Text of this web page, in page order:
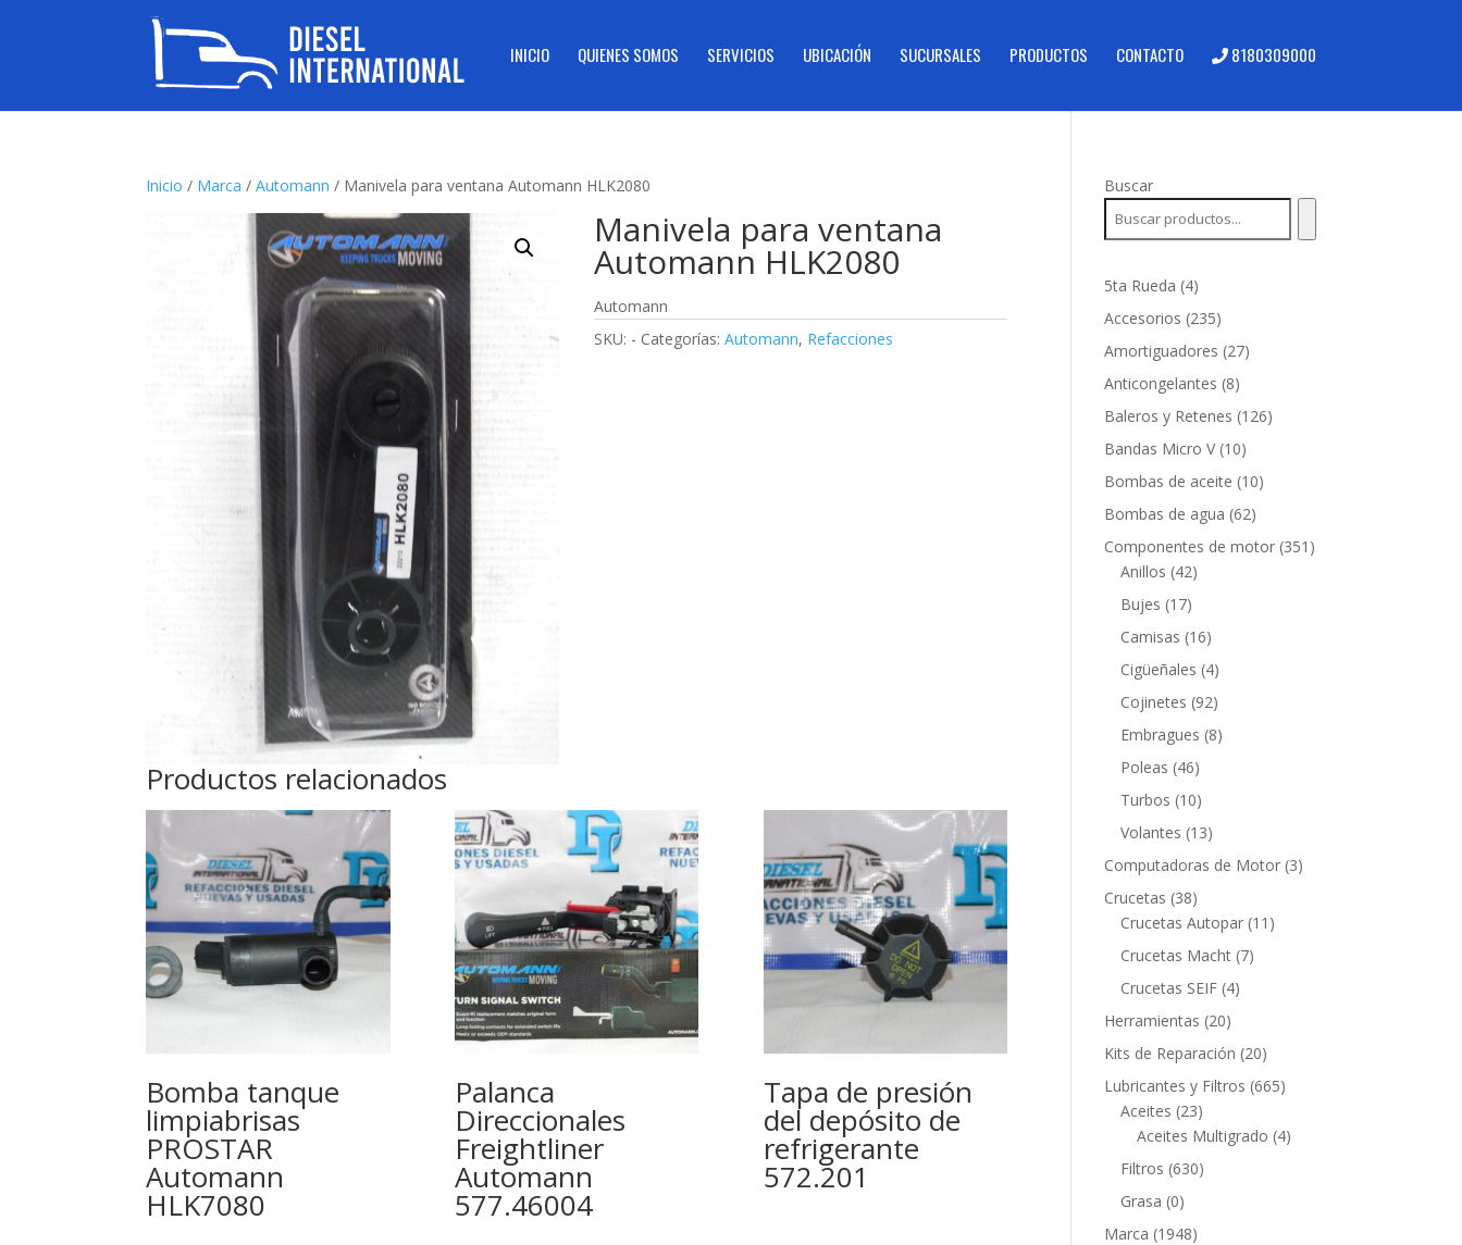
INICIO QUIENES SOMOS SERVICIOS UBICACIÓN SUCURSALES PRODUCTOS CONTACTO 8180309000
Inicio / Marca /Automann / Manivela para ventana Automann HLK2080
Manivela para ventana
Automann HLK2080
Automann
SKU: - Categorías:Automann, Refacciones
Productos relacionados
Bomba tanque
limpiabrisas
PROSTAR
Automann
HLK7080
Palanca
Direccionales
Freightliner
Automann
577.46004
Tapa de presión
del depósito de
refrigerante
572.201
Buscar
5ta Rueda 44
productos
Accesorios 235235
productos
Amortiguadores 2727
Anticongelantes 88
productos
Baleros y Retenes 126126
Bandas Micro V 1010
productos
Bombas de aceite 1010
Bombas de agua 6262
productos
Componentes de motor 351 351
Anillos 4242
Bujes 1717
productos
Camisas 1616
productos
Cigüeñales 44
productos
Cojinetes 9292
productos
Embragues 88
Poleas 4646
productos
Turbos 1010
productos
Volantes 1313
productos
Computadoras de Motor 33
Crucetas 3838
productos
Crucetas Autopar 11 11
Crucetas Macht 77
Crucetas SEIF 44
Herramientas 2020
productos
Kits de Reparación 2020
productos
Lubricantes y Filtros 665665
Aceites 2323
productos
Aceites Multigrado 44
Filtros 630630
Grasa 00
productos
Marca 19481948